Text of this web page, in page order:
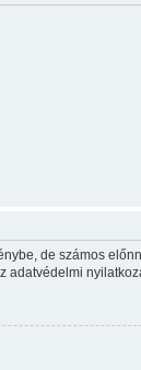
de számos